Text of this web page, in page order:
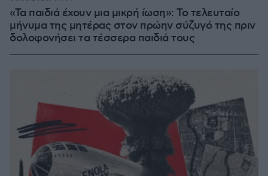
«Τα παιδιά έχουν μια μικρή ίωση»: Το τελευταίο
μήνυμα της μητέρας στον πρώην σύζυγό της πριν
δολοφονήσει τα τέσσερα παιδιά τους